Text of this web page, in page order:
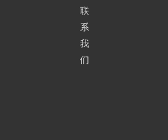
联
系
我
们